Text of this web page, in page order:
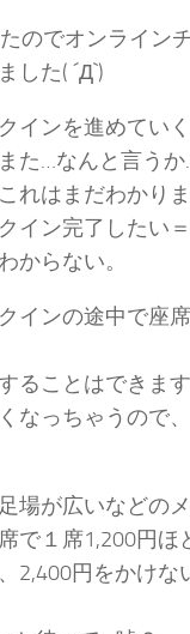
のでオンライン
した( ´Д`)
インを進めてい
た…なんと言う
れはまだわかりま
イン完了したい
からない。
インの途中で座
ることはできま
なっちゃうので
場が広いなどの
で１席1,200円ほ
2,400円をかけ